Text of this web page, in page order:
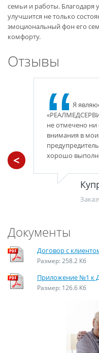
семьи и работы. Благодаря
улучшится не только
эмоциональный фон его
комфорту.
Отзывы
<
Я
не отмечено ни
внимания в
хорошо
Документы
Договор с
Размер: 258.2 Кб
Приложение №1 к
Размер: 126.6 Кб